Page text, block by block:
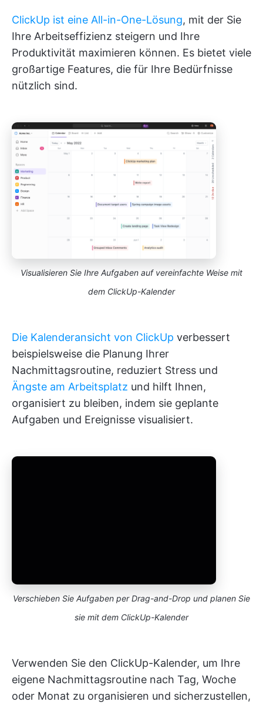
ClickUp ist eine All-in-One-Lösung, mit der Sie
Ihre Arbeitseffizienz steigern und Ihre
Produktivität maximieren können. Es bietet viele
großartige Features, die für Ihre Bedürfnisse
nützlich sind.
Visualisieren Sie Ihre Aufgaben auf vereinfachte Weise mit
dem ClickUp-Kalender
Die Kalenderansicht von ClickUp verbessert
beispielsweise die Planung Ihrer
Nachmittagsroutine, reduziert Stress und
Ängste am Arbeitsplatz und hilft Ihnen,
organisiert zu bleiben, indem sie geplante
Aufgaben und Ereignisse visualisiert.
Verschieben Sie Aufgaben per Drag-and-Drop und planen Sie
sie mit dem ClickUp-Kalender
Verwenden Sie den ClickUp-Kalender, um Ihre
eigene Nachmittagsroutine nach Tag, Woche
oder Monat zu organisieren und sicherzustellen,